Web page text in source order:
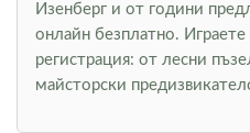
Изенберг и от години
онлайн безплатно. Играете
регистрация: от лесни
майсторски